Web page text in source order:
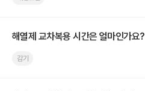
해열제 교차복용 시간은 얼마인가요?
감기